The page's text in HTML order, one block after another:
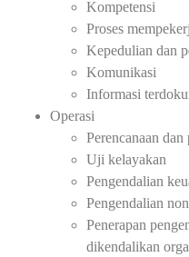
Kompetensi
Proses
Kepedulian dan
Komunikasi
Informasi
Operasi
Perencanaan
Uji kelayakan
Pengendalian
Pengendalian
Penerapan
dikendalikan